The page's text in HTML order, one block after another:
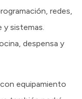
redes,
sistemas.
despensa y
equipamiento